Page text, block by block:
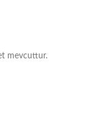
mevcuttur.